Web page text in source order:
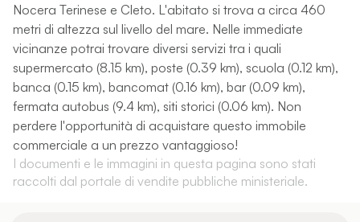
Nocera Terinese e Cleto. L'abitato si trova a circa 460
metri di altezza sul livello del mare. Nelle immediate
vicinanze potrai trovare diversi servizi tra i quali
supermercato (8.15 km), poste (0.39 km), scuola (0.12 km),
banca (0.15 km), bancomat (0.16 km), bar (0.09 km),
fermata autobus (9.4 km), siti storici (0.06 km). Non
perdere l'opportunità di acquistare questo immobile
commerciale a un prezzo vantaggioso!
I documenti e le immagini in questa pagina sono stati
raccolti dal portale di vendite pubbliche ministeriale.